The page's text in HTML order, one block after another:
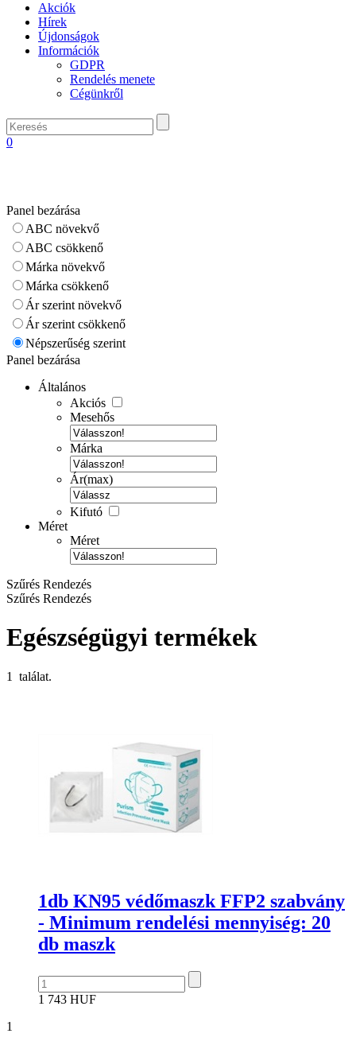
Akciók
Hírek
Újdonságok
Információk
GDPR
Rendelés menete
Cégünkről
0
Panel bezárása
ABC növekvő
ABC csökkenő
Márka növekvő
Márka csökkenő
Ár szerint növekvő
Ár szerint csökkenő
Népszerűség szerint
Panel bezárása
Általános
Akciós
Mesehős
Márka
Ár(max)
Kifutó
Méret
Méret
Szűrés Rendezés
Szűrés Rendezés
Egészségügyi termékek
1 találat.
1db KN95 védőmaszk FFP2 szabvány
- Minimum rendelési mennyiség: 20
db maszk
1 743 HUF
1